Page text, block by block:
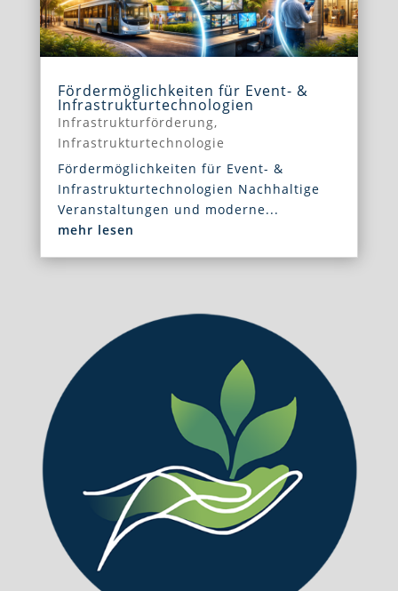
Fördermöglichkeiten für Event- &
Infrastrukturtechnologien
Infrastrukturförderung,
Infrastrukturtechnologie
Fördermöglichkeiten für Event- &
Infrastrukturtechnologien Nachhaltige
Veranstaltungen und moderne...
mehr lesen